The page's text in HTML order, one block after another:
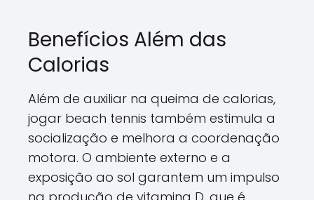
Benefícios Além das
Calorias
Além de auxiliar na queima de calorias,
jogar beach tennis também estimula a
socialização e melhora a coordenação
motora. O ambiente externo e a
exposição ao sol garantem um impulso